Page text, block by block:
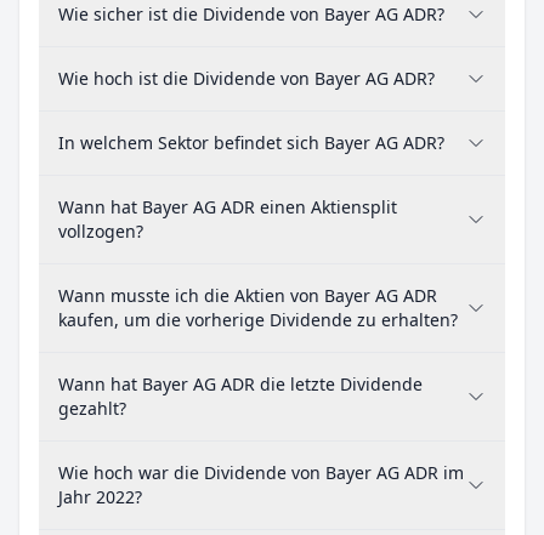
Wie sicher ist die Dividende von Bayer AG ADR?
Wie hoch ist die Dividende von Bayer AG ADR?
In welchem Sektor befindet sich Bayer AG ADR?
Wann hat Bayer AG ADR einen Aktiensplit
vollzogen?
Wann musste ich die Aktien von Bayer AG ADR
kaufen, um die vorherige Dividende zu erhalten?
Wann hat Bayer AG ADR die letzte Dividende
gezahlt?
Wie hoch war die Dividende von Bayer AG ADR im
Jahr 2022?